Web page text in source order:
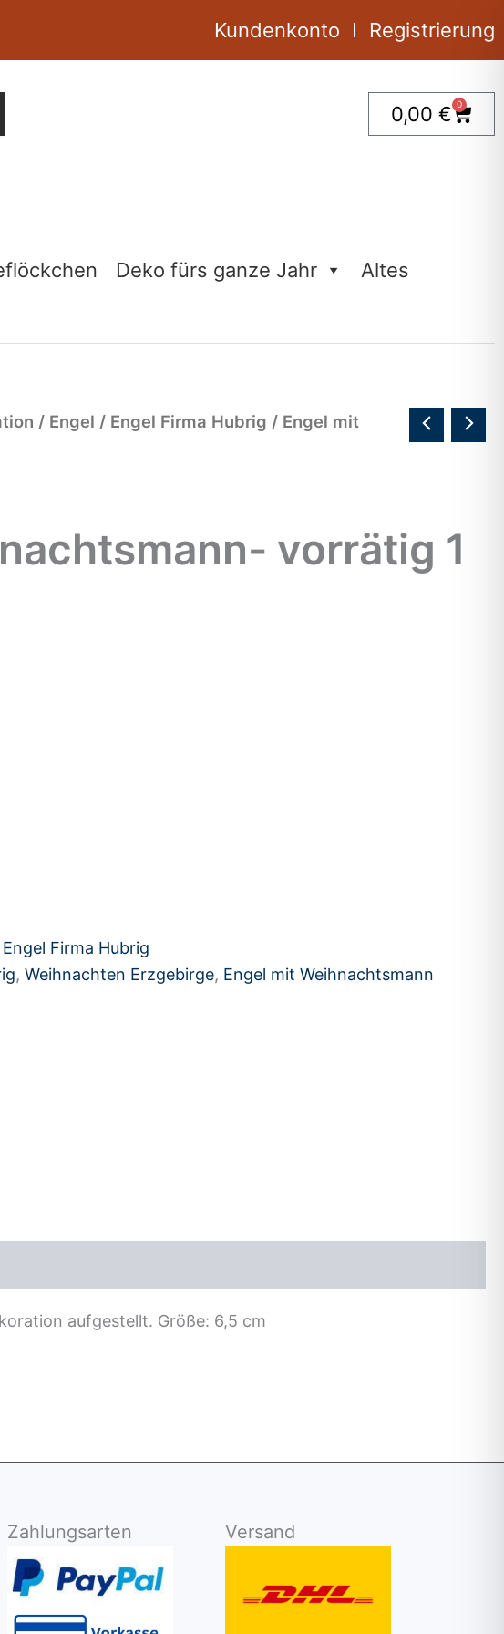
Kundenkonto Registrierung
0,00 € 0
Deko fürs ganze Jahr
Altes
/ Engel / Engel Firma Hubrig / Engel mit
vorrätig 1
Engel Firma Hubrig
,Weihnachten Erzgebirge, Engel mit Weihnachtsmann
aufgestellt. Größe: 6,5 cm
Zahlungsarten Versand
Menge